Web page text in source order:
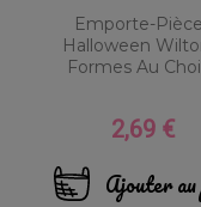
Emporte-
Halloween
Formes Au
Prix
2,69 €
Ajouter